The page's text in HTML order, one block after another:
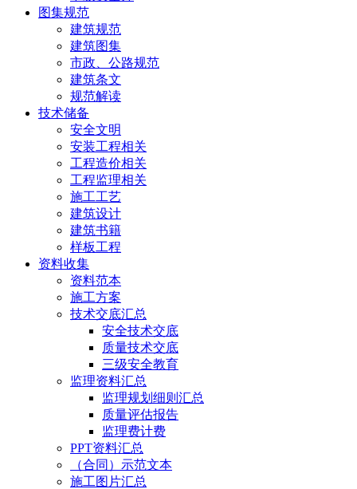
图集规范
建筑规范
建筑图集
市政、公路规范
建筑条文
规范解读
技术储备
安全文明
安装工程相关
工程造价相关
工程监理相关
施工工艺
建筑设计
建筑书籍
样板工程
资料收集
资料范本
施工方案
技术交底汇总
安全技术交底
质量技术交底
三级安全教育
监理资料汇总
监理规划细则汇总
质量评估报告
监理费计费
PPT资料汇总
（合同）示范文本
施工图片汇总